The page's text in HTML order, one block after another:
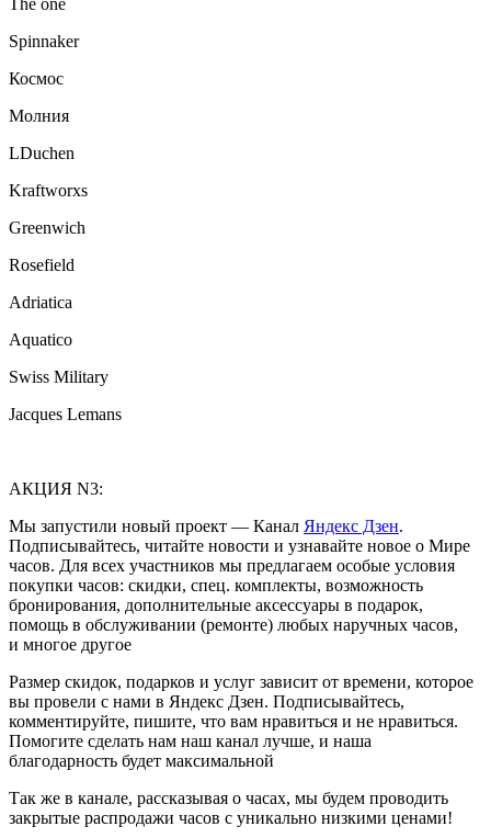
Spinnaker
Космос
Молния
LDuchen
Kraftworxs
Greenwich
Rosefield
Adriatica
Aquatico
Swiss Military
Jacques Lemans
АКЦИЯ N3:
Мы запустили новый проект — Канал Яндекс Дзен.
Подписывайтесь, читайте новости и узнавайте новое о Мире
часов. Для всех участников мы предлагаем особые условия
покупки часов: скидки, спец. комплекты, возможность
бронирования, дополнительные аксессуары в подарок,
помощь в обслуживании (ремонте) любых наручных часов,
и многое другое
Размер скидок, подарков и услуг зависит от времени, которое
вы провели с нами в Яндекс Дзен. Подписывайтесь,
комментируйте, пишите, что вам нравиться и не нравиться.
Помогите сделать нам наш канал лучше, и наша
благодарность будет максимальной
Так же в канале, рассказывая о часах, мы будем проводить
закрытые распродажи часов с уникально низкими ценами!